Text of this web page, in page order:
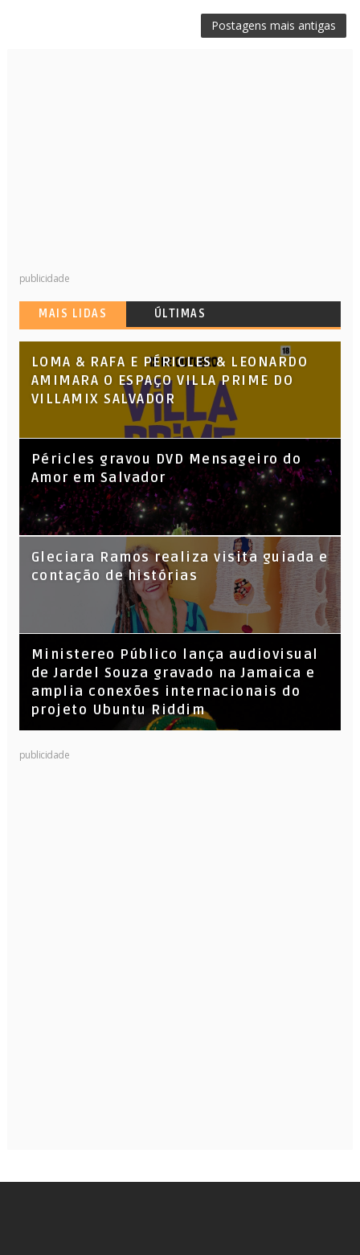
Postagens mais antigas
publicidade
MAIS LIDAS ÚLTIMAS
LOMA & RAFA E PÉRICLES & LEONARDO
AMIMARA O ESPAÇO VILLA PRIME DO
VILLAMIX SALVADOR
Péricles gravou DVD Mensageiro do
Amor em Salvador
KL Jay (Racionais MC’s), DJ Raíz e DJ
Leandro Vitrola na BIGSHAKE 14
Gleciara Ramos realiza visita guiada e
contação de histórias
​Ministereo Público lança audiovisual
de Jardel Souza gravado na Jamaica e
amplia conexões internacionais do
projeto Ubuntu Riddim
publicidade